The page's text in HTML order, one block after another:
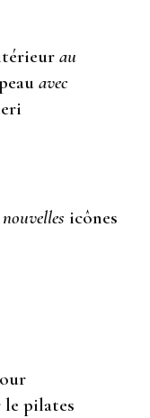
au
avec
nouvelles icônes
pilates